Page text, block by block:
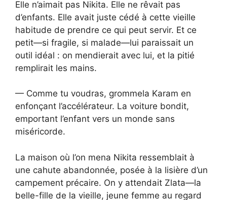
Elle n’aimait pas Nikita. Elle ne rêvait pas
d’enfants. Elle avait juste cédé à cette vieille
habitude de prendre ce qui peut servir. Et ce
petit—si fragile, si malade—lui paraissait un
outil idéal : on mendierait avec lui, et la pitié
remplirait les mains.
— Comme tu voudras, grommela Karam en
enfonçant l’accélérateur. La voiture bondit,
emportant l’enfant vers un monde sans
miséricorde.
La maison où l’on mena Nikita ressemblait à
une cahute abandonnée, posée à la lisière d’un
campement précaire. On y attendait Zlata—la
belle-fille de la vieille, jeune femme au regard